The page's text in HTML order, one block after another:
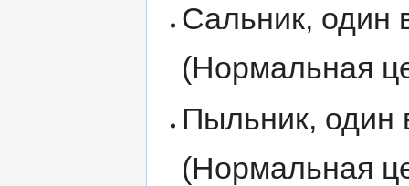
Сальник, один
(Нормальная
Пыльник, один
(Нормальная